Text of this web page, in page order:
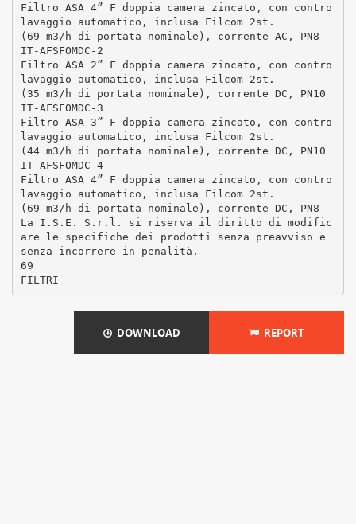
Filtro ASA 4” F doppia camera zincato, con contro
lavaggio automatico, inclusa Filcom 2st.
(69 m3/h di portata nominale), corrente AC, PN8
IT-AFSFOMDC-2
Filtro ASA 2” F doppia camera zincato, con contro
lavaggio automatico, inclusa Filcom 2st.
(35 m3/h di portata nominale), corrente DC, PN10
IT-AFSFOMDC-3
Filtro ASA 3” F doppia camera zincato, con contro
lavaggio automatico, inclusa Filcom 2st.
(44 m3/h di portata nominale), corrente DC, PN10
IT-AFSFOMDC-4
Filtro ASA 4” F doppia camera zincato, con contro
lavaggio automatico, inclusa Filcom 2st.
(69 m3/h di portata nominale), corrente DC, PN8
La I.S.E. S.r.l. si riserva il diritto di modific
are le specifiche dei prodotti senza preavviso e
senza incorrere in penalità.
69
DOWNLOAD REPORT